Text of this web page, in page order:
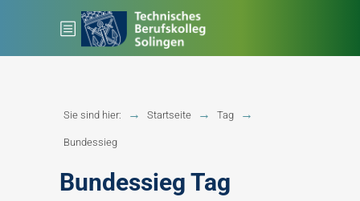
Sie sind hier: Startseite Tag
Bundessieg
Bundessieg Tag